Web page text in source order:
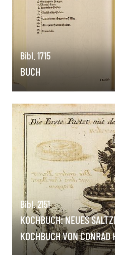
Bibl. 1715
BUCH
Bibl. 2151
KOCHBUCH: NEUES
KOCHBUCH VON CONRAD